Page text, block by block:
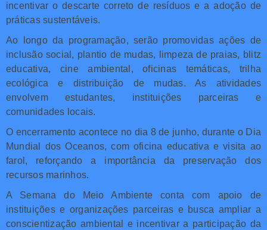
incentivar o descarte correto de resíduos e a adoção de
práticas sustentáveis.
Ao longo da programação, serão promovidas ações de
inclusão social, plantio de mudas, limpeza de praias, blitz
educativa, cine ambiental, oficinas temáticas, trilha
ecológica e distribuição de mudas. As atividades
envolvem estudantes, instituições parceiras e
comunidades locais.
O encerramento acontece no dia 8 de junho, durante o Dia
Mundial dos Oceanos, com oficina educativa e visita ao
farol, reforçando a importância da preservação dos
recursos marinhos.
A Semana do Meio Ambiente conta com apoio de
instituições e organizações parceiras e busca ampliar a
conscientização ambiental e incentivar a participação da